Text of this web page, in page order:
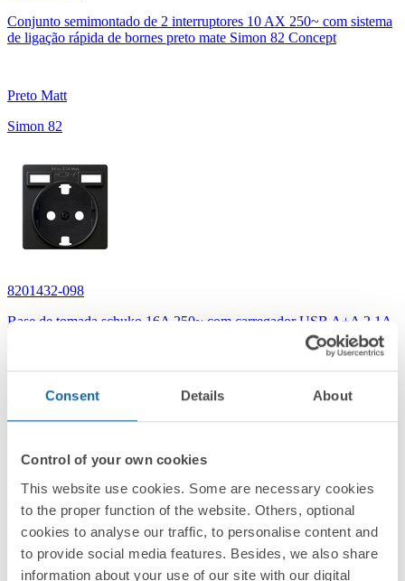
Consent Details About
Control of your own cookies
This website use cookies. Some are necessary cookies
to the proper function of the website. Others, optional
cookies to analyse our traffic, to personalise content and
to provide social media features. Besides, we also share
information about your use of our site with our digital
Conjunto semimontado de 2 interruptores 10 AX 250~ com sistema
de ligação rápida de bornes preto mate Simon 82 Concept
Preto Matt
Simon 82
8201432-098
Base de tomada schuko 16A 250~ com carregador USB A+A 2,1A
Preto Matt
Simon 82 Concept